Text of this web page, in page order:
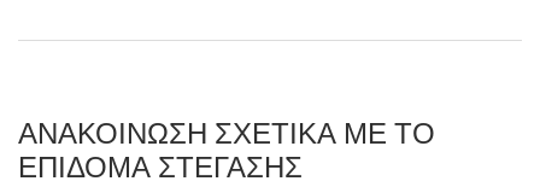
ΑΝΑΚΟΙΝΩΣΗ ΣΧΕΤΙΚΑ ΜΕ ΤΟ
ΕΠΙΔΟΜΑ ΣΤΕΓΑΣΗΣ